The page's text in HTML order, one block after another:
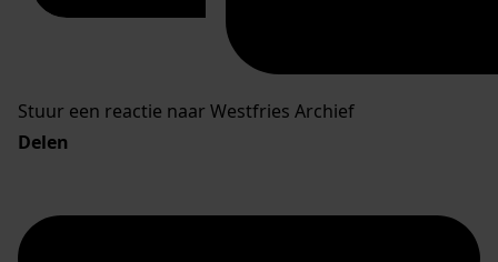
Stuur een reactie naar Westfries Archief
Delen